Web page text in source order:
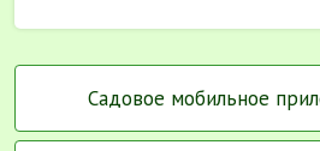
Садовое мобильное